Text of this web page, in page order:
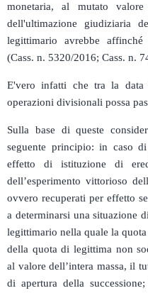
monetaria, al mutato
dell'ultimazione giudiziaria
legittimario avrebbe
(Cass. n. 5320/2016; Cass. n.
E'vero infatti che tra la data
operazioni divisionali possa
Sulla base di queste
seguente principio: in caso
effetto di istituzione di
dell’esperimento vittorioso
ovvero recuperati per effetto
a determinarsi una situazione
legittimario nella quale la
della quota di legittima non
al valore dell’intera massa, il
di apertura della